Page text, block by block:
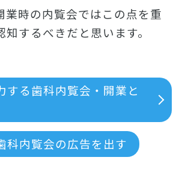
業時の内覧会ではこの点を重
するべきだと思います。
する歯科内覧会・開業と
科内覧会の広告を出す